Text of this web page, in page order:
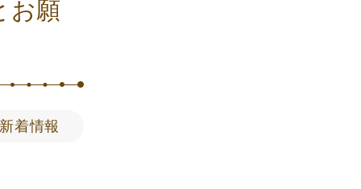
お願
新着情報